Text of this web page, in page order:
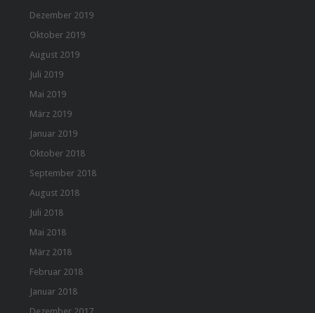
Dezember 2019
Oktober 2019
August 2019
Juli 2019
Mai 2019
März 2019
Januar 2019
Oktober 2018
September 2018
August 2018
Juli 2018
Mai 2018
März 2018
Februar 2018
Januar 2018